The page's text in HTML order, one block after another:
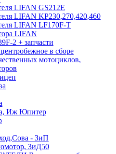
LIFAN GS212E
LIFAN KP230,270,420,460
LIFAN LF170F-T
LIFAN
2 + запчасти
в сборе
мотоциклов,
Иж Юпитер
- ЗиП
ЗиД50